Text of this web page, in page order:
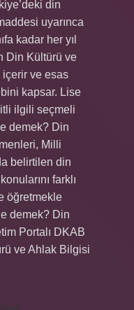
din
uyarınca
kadar her yıl
Din Kültürü ve
ve esas
kapsar. Lise
ilgili seçmeli
demek? Din
Milli
belirtilen din
farklı
öğretmekle
demek? Din
Portalı DKAB
ve Ahlak Bilgisi